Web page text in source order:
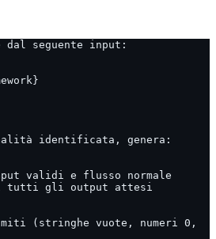
dal seguente input:
identificata, genera:
validi e flusso normale
tutti gli output attesi
(stringhe vuote, numeri 0,